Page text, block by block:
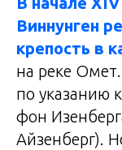
Виннунген
крепость в
на реке
по указанию
фон
Айзенберг).